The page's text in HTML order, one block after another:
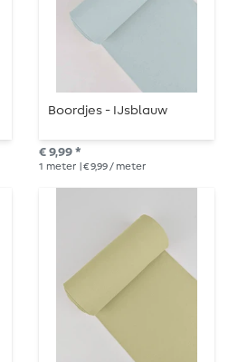
Boordjes - IJsblauw
€ 9,99 *
1 meter | € 9,99 / meter